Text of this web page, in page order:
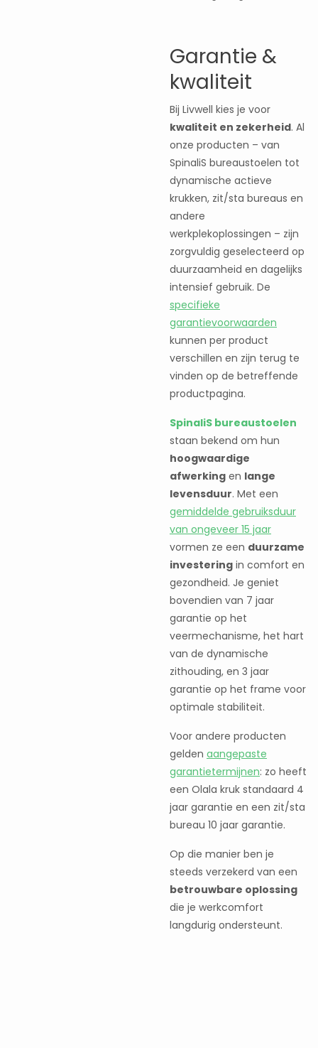
Garantie &
kwaliteit
Bij Livwell kies je voor
kwaliteit en zekerheid. Al
onze producten – van
SpinaliS bureaustoelen tot
dynamische actieve
krukken, zit/sta bureaus en
andere
werkplekoplossingen – zijn
zorgvuldig geselecteerd op
duurzaamheid en dagelijks
intensief gebruik. De
specifieke
garantievoorwaarden
kunnen per product
verschillen en zijn terug te
vinden op de betreffende
productpagina.
SpinaliS bureaustoelen
staan bekend om hun
hoogwaardige
afwerking en lange
levensduur. Met een
gemiddelde gebruiksduur
van ongeveer 15 jaar
vormen ze een duurzame
investering in comfort en
gezondheid. Je geniet
bovendien van 7 jaar
garantie op het
veermechanisme, het hart
van de dynamische
zithouding, en 3 jaar
garantie op het frame voor
optimale stabiliteit.
Voor andere producten
gelden aangepaste
garantietermijnen: zo heeft
een Olala kruk standaard 4
jaar garantie en een zit/sta
bureau 10 jaar garantie.
Op die manier ben je
steeds verzekerd van een
betrouwbare oplossing
die je werkcomfort
langdurig ondersteunt.